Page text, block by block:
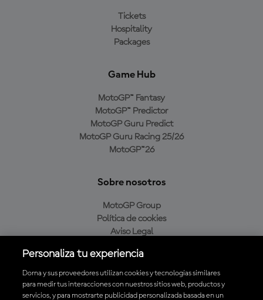
Tickets
Hospitality
Packages
Game Hub
MotoGP™ Fantasy
MotoGP™ Predictor
MotoGP Guru Predict
MotoGP Guru Racing 25/26
MotoGP™26
Sobre nosotros
MotoGP Group
Política de cookies
Aviso Legal
Política de compra
Personaliza tu experiencia
Dorna y sus proveedores utilizan cookies y tecnologías similares
para medir tus interacciones con nuestros sitios web, productos y
servicios, y para mostrarte publicidad personalizada basada en un